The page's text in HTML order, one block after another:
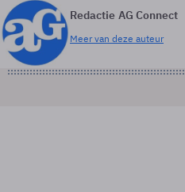
Redactie AG Connect
Meer van deze auteur